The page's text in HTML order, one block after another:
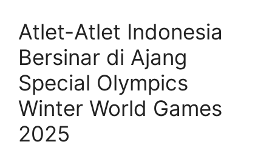
Atlet-Atlet Indonesia
Bersinar di Ajang
Special Olympics
Winter World Games
2025